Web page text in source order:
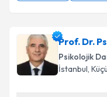
Prof. Dr.
Psikolojik
İstanbul,